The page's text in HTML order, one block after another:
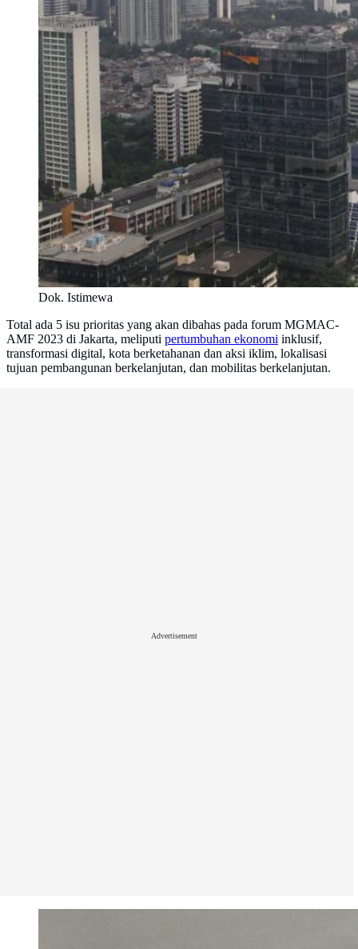
Dok. Istimewa
Total ada 5 isu prioritas yang akan dibahas pada forum MGMAC-
AMF 2023 di Jakarta, meliputi pertumbuhan ekonomi inklusif,
transformasi digital, kota berketahanan dan aksi iklim, lokalisasi
tujuan pembangunan berkelanjutan, dan mobilitas berkelanjutan.
Advertisement